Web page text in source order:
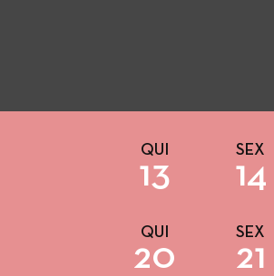
QUI
13
SEX
14
QUI
20
SEX
21